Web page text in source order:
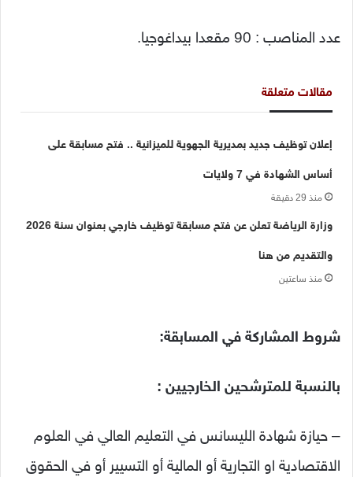
عدد المناصب : 90 مقعدا بيداغوجيا.
مقالات متعلقة
إعلان توظيف جديد بمديرية الجهوية للميزانية .. فتح مسابقة على
أساس الشهادة في 7 ولايات
منذ 29 دقيقة
وزارة الرياضة تعلن عن فتح مسابقة توظيف خارجي بعنوان سنة 2026
والتقديم من هنا
منذ ساعتين
شروط المشاركة في المسابقة:
بالنسبة للمترشحين الخارجيين :
– حيازة شهادة الليسانس في التعليم العالي في العلوم
الاقتصادية او التجارية أو المالية أو التسيير أو في الحقوق